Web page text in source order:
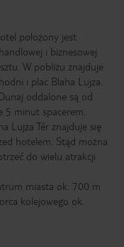
położony jest
i biznesowej
W pobliżu znajduje
i plac Blaha Lujza.
oddalone są od
5 minut spacerem.
Lujza Tér znajduje się
hotelem. Stąd można
do wielu atrakcji
miasta ok. 700 m
kolejowego ok.